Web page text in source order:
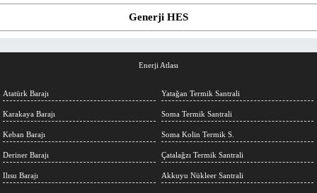
Generji HES
Enerji Atlası
Atatürk Barajı
Karakaya Barajı
Keban Barajı
Deriner Barajı
Ilısu Barajı
Yatağan Termik Santrali
Soma Termik Santrali
Soma Kolin Termik S.
Çatalağzı Termik Santrali
Akkuyu Nükleer Santrali